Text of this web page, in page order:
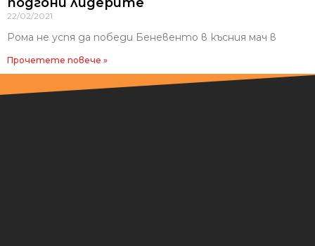
22/02/2021
Рома не успя да победи Беневенто в късния мач в
Прочетете повече »